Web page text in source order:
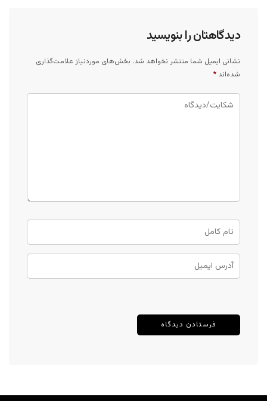
دیدگاهتان را بنویسید
نشانی ایمیل شما منتشر نخواهد شد. بخش‌های موردنیاز علامت‌گذاری
شده‌اند *